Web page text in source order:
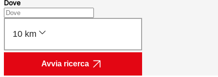
Dove
10 km
Avvia ricerca